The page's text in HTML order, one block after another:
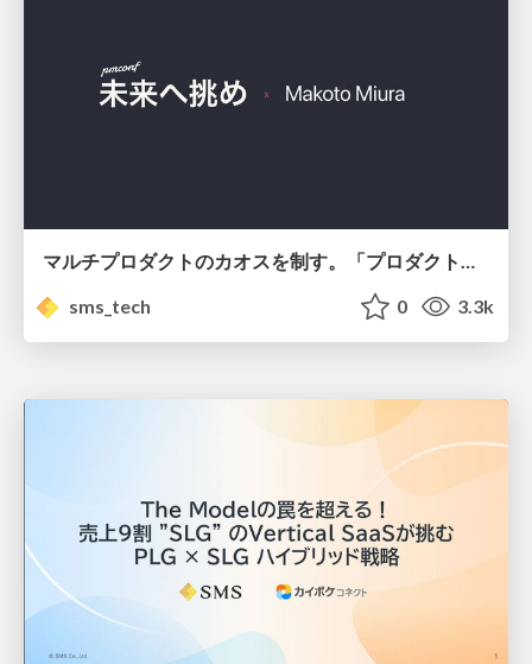
マルチプロダクトのカオスを制す。「プロダクトディシジョンレコード」で実現するチーム横断のアラインメント戦略/Introduction to Product Decision Record
sms_tech
0 3.3k